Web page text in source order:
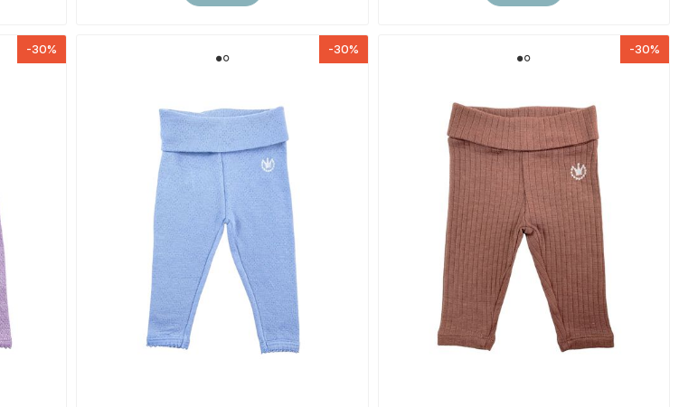
-30% -30% -30%